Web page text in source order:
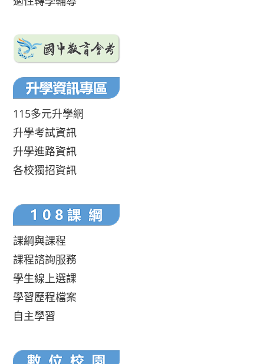
115多元升學網
升學考試資訊
升學進路資訊
各校獨招資訊
課綱與課程
課程諮詢服務
學生線上選課
學習歷程檔案
自主學習